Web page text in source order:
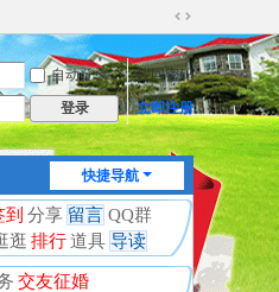
切
换
到
宽
版
自动登录
找回密码
登录 立即注册
快捷导航
到 分享 留言 QQ群
逛 排行道具 导读
交友征婚